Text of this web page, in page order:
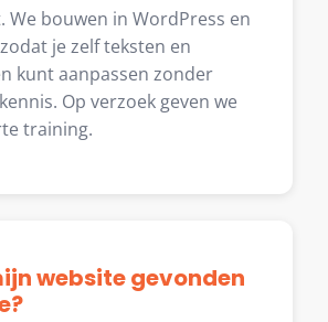
We bouwen in WordPress en
je zelf teksten en
kunt aanpassen zonder
Op verzoek geven we
training.
website gevonden